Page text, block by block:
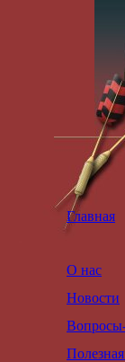
Главная
О нас
Новости